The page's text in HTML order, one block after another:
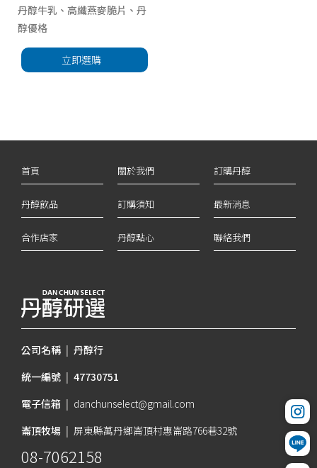
丹醇牛乳、高纖燕麥脆片、丹
醇優格
立即選購
公司名稱 | 丹醇行
統一編號 | 47730751
電子信箱 | danchunselect@gmail.com
崙頂牧場 | 屏東縣萬丹鄉崙頂村惠崙路766巷32號
08-7062158
首頁 關於我們 訂購丹醇
丹醇飲品 訂購須知 最新消息
合作店家 丹醇點心 聯絡我們